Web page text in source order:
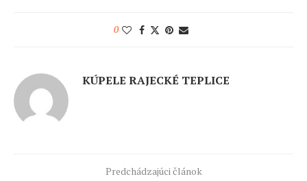
0
KÚPELE RAJECKÉ TEPLICE
Predchádzajúci článok